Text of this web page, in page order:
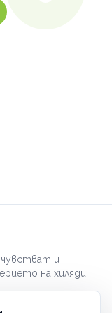
чувстват и
на хиляди